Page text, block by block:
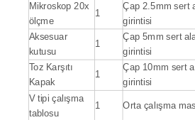
Mikroskop 20x
ölçme
1
Çap 2.5mm sert
girintisi
Aksesuar
kutusu
1
Çap 5mm sert
girintisi
Toz Karşıtı
Kapak
1
Çap 10mm sert
girintisi
V tipi çalışma
tablosu
1 Orta çalışma